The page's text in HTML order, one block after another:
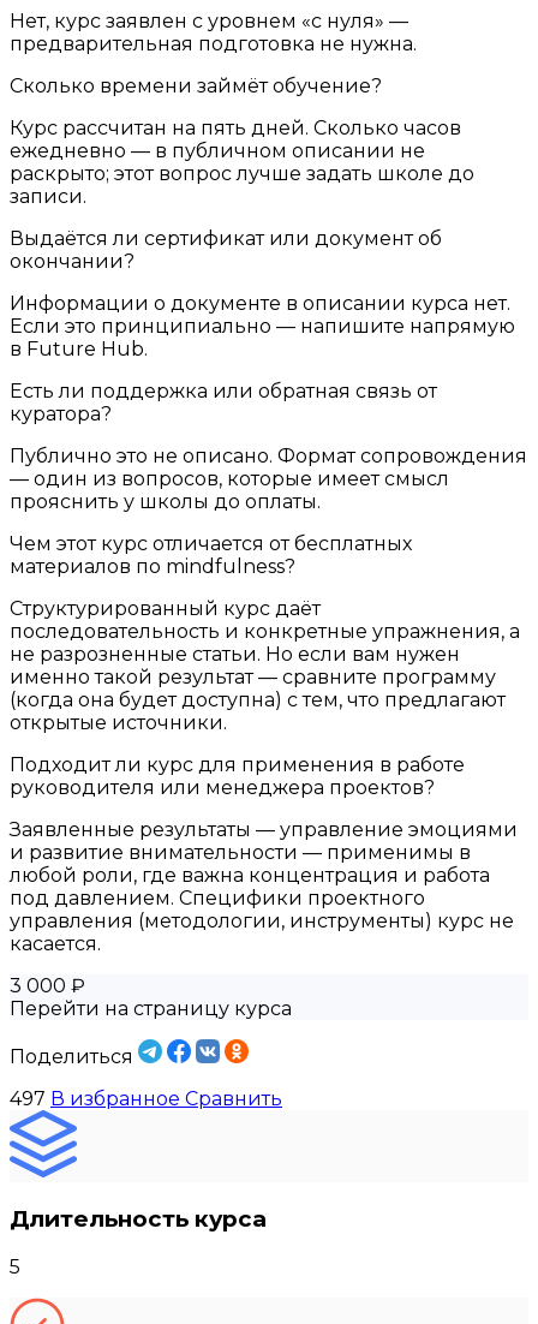
Нет, курс заявлен с уровнем «с нуля» —
предварительная подготовка не нужна.
Сколько времени займёт обучение?
Курс рассчитан на пять дней. Сколько часов
ежедневно — в публичном описании не
раскрыто; этот вопрос лучше задать школе до
записи.
Выдаётся ли сертификат или документ об
окончании?
Информации о документе в описании курса нет.
Если это принципиально — напишите напрямую
в Future Hub.
Есть ли поддержка или обратная связь от
куратора?
Публично это не описано. Формат сопровождения
— один из вопросов, которые имеет смысл
прояснить у школы до оплаты.
Чем этот курс отличается от бесплатных
материалов по mindfulness?
Структурированный курс даёт
последовательность и конкретные упражнения, а
не разрозненные статьи. Но если вам нужен
именно такой результат — сравните программу
(когда она будет доступна) с тем, что предлагают
открытые источники.
Подходит ли курс для применения в работе
руководителя или менеджера проектов?
Заявленные результаты — управление эмоциями
и развитие внимательности — применимы в
любой роли, где важна концентрация и работа
под давлением. Специфики проектного
управления (методологии, инструменты) курс не
касается.
3 000 ₽
Перейти на страницу курса
Поделиться
497 В избранное Сравнить
Длительность курса
5